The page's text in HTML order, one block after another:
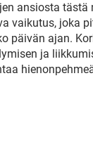
ansiosta tästä
vaikutus, joka
päivän ajan.
ja